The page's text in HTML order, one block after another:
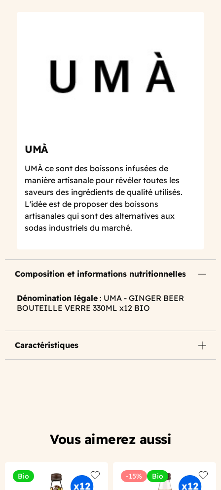
UMÀ
UMÀ ce sont des boissons infusées de
manière artisanale pour révéler toutes les
saveurs des ingrédients de qualité utilisés.
L'idée est de proposer des boissons
artisanales qui sont des alternatives aux
sodas industriels du marché.
Composition et informations nutritionnelles
Dénomination légale : UMA - GINGER BEER
BOUTEILLE VERRE 330ML x12 BIO
Caractéristiques
Vous aimerez aussi
Bio
Add to wishlist
-15% Bio
Add